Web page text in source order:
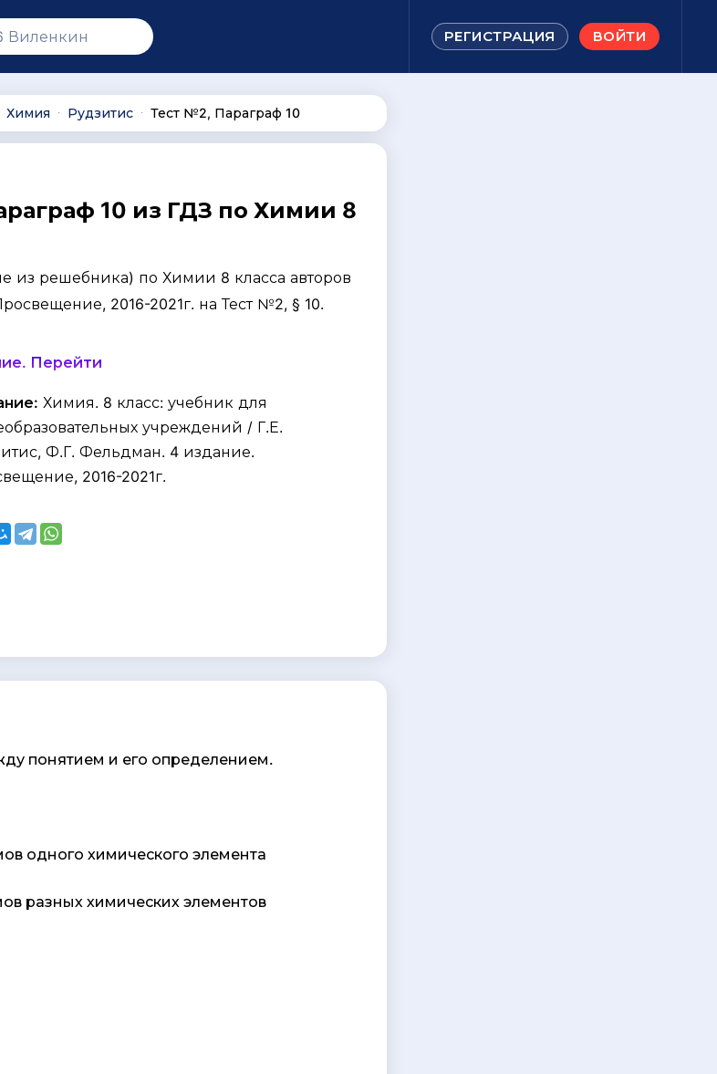
РЕГИСТРАЦИЯ ВОЙТИ
Химия ∙ Рудзитис ∙ Тест №2, Параграф 10
10 из ГДЗ по Химии 8
из решебника) по Химии 8 класса авторов
2016-2021г. на Тест №2, § 10.
Перейти
Химия. 8 класс: учебник для
учреждений / Г.Е.
Ф.Г. Фельдман. 4 издание.
2016-2021г.
понятием и его определением.
одного химического элемента
разных химических элементов